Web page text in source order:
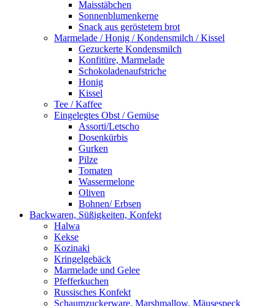
Maisstäbchen
Sonnenblumenkerne
Snack aus geröstetem brot
Marmelade / Honig / Kondensmilch / Kissel
Gezuckerte Kondensmilch
Konfitüre, Marmelade
Schokoladenaufstriche
Honig
Kissel
Tee / Kaffee
Eingelegtes Obst / Gemüse
Assorti/Letscho
Dosenkürbis
Gurken
Pilze
Tomaten
Wassermelone
Oliven
Bohnen/ Erbsen
Backwaren, Süßigkeiten, Konfekt
Halwa
Kekse
Kozinaki
Kringelgebäck
Marmelade und Gelee
Pfefferkuchen
Russisches Konfekt
Schaumzuckerware, Marshmallow, Mäusespeck